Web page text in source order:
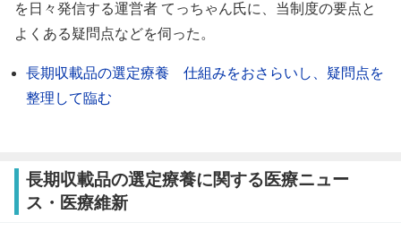
を日々発信する運営者 てっちゃん氏に、当制度の要点と
よくある疑問点などを伺った。
長期収載品の選定療養 仕組みをおさらいし、疑問点を
整理して臨む
長期収載品の選定療養に関する医療ニュー
ス・医療維新